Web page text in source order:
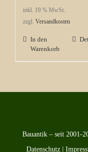
inkl. 19 % MwSt.
zzgl. Versandkosten
In den
Warenkorb
Bauantik – seit 2001-
Datenschutz